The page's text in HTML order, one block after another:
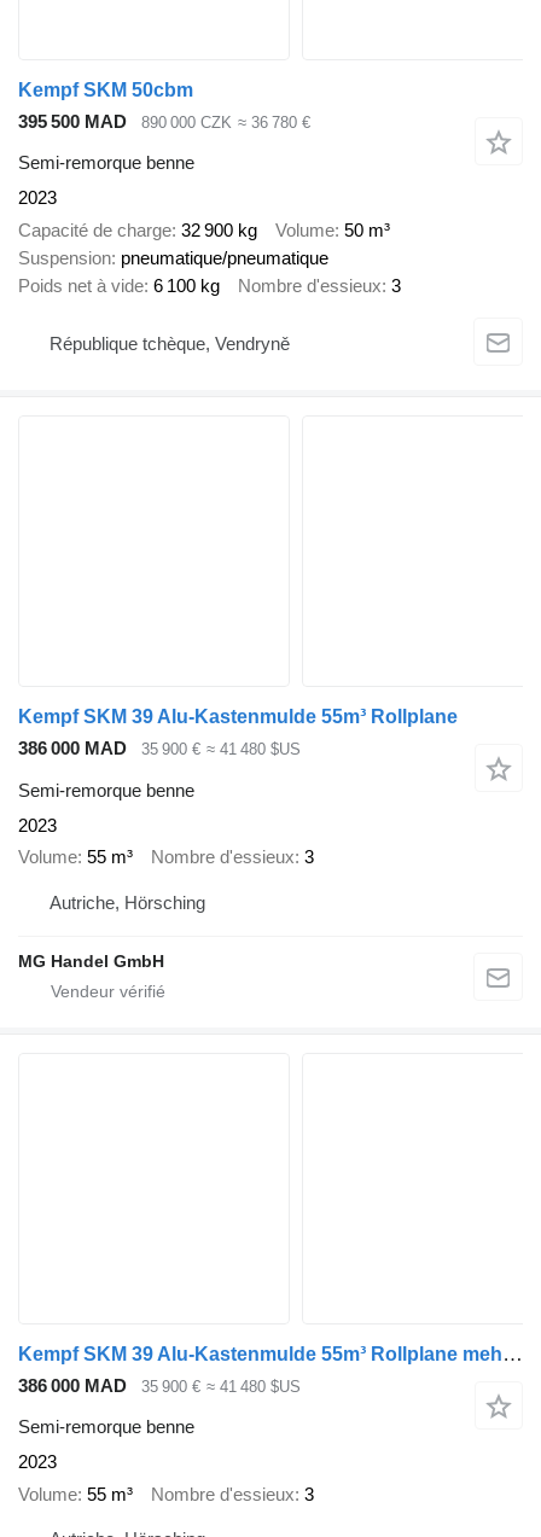
Kempf SKM 50cbm
395 500 MAD
890 000 CZK ≈ 36 780 €
Semi-remorque benne
2023
Capacité de charge 32 900 kg Volume 50 m³
Suspension pneumatique/pneumatique
Poids net à vide 6 100 kg Nombre d'essieux 3
République tchèque, Vendryně
Kempf SKM 39 Alu-Kastenmulde 55m³ Rollplane
386 000 MAD
35 900 € ≈ 41 480 $US
Semi-remorque benne
2023
Volume 55 m³ Nombre d'essieux 3
Autriche, Hörsching
MG Handel GmbH
Kempf SKM 39 Alu-Kastenmulde 55m³ Rollplane mehrere Einheiten verfügb
386 000 MAD 35 900 € ≈ 41 480 $US
Semi-remorque benne
2023
Volume 55 m³ Nombre d'essieux 3